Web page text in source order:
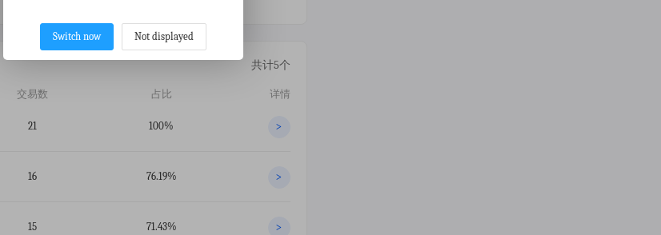
共计5个
交易数 占比 详情
21 100% >
16 76.19% >
15 71.43% >
Switch now Not displayed